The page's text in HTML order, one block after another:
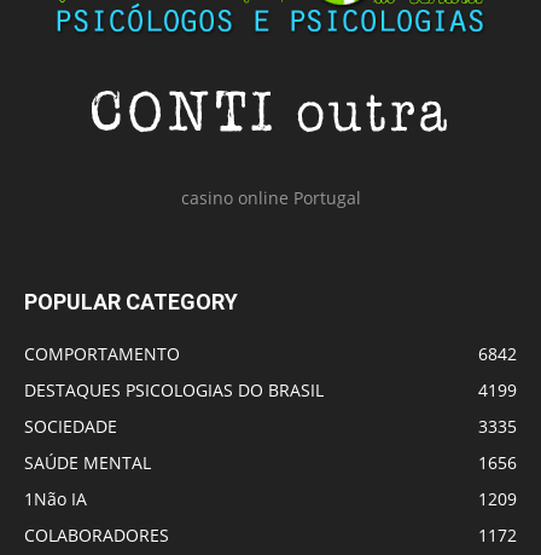
casino online Portugal
POPULAR CATEGORY
COMPORTAMENTO
6842
DESTAQUES PSICOLOGIAS DO BRASIL
4199
SOCIEDADE
3335
SAÚDE MENTAL
1656
1Não IA
1209
COLABORADORES
1172